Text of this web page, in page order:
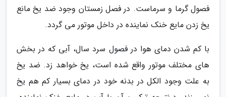
فصول گرما و سرماست. در فصل زمستان وجود ضد یخ مانع
یخ زدن مایع خنک نماینده در داخل موتور می گردد.
با کم شدن دمای هوا در فصول سرد سال، آبی که در بخش
های مختلف موتور واقع شده است، یخ خواهد زد. ضد یخ
به علت وجود الکل در بدنه خود در دمای بسیار کم هم یخ